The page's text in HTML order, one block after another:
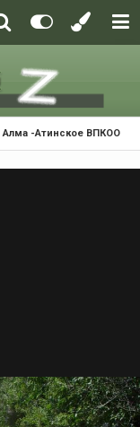
Алма -Атинское